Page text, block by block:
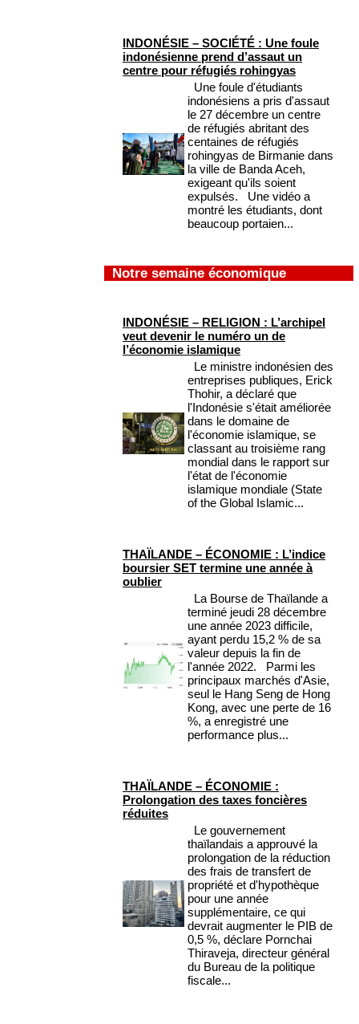
INDONÉSIE – SOCIÉTÉ : Une foule
indonésienne prend d’assaut un
centre pour réfugiés rohingyas
Une foule d'étudiants
indonésiens a pris d'assaut
le 27 décembre un centre
de réfugiés abritant des
centaines de réfugiés
rohingyas de Birmanie dans
la ville de Banda Aceh,
exigeant qu'ils soient
expulsés. Une vidéo a
montré les étudiants, dont
beaucoup portaien...
Notre semaine économique
INDONÉSIE – RELIGION : L’archipel
veut devenir le numéro un de
l’économie islamique
Le ministre indonésien des
entreprises publiques, Erick
Thohir, a déclaré que
l'Indonésie s'était améliorée
dans le domaine de
l'économie islamique, se
classant au troisième rang
mondial dans le rapport sur
l'état de l'économie
islamique mondiale (State
of the Global Islamic...
THAÏLANDE – ÉCONOMIE : L’indice
boursier SET termine une année à
oublier
La Bourse de Thaïlande a
terminé jeudi 28 décembre
une année 2023 difficile,
ayant perdu 15,2 % de sa
valeur depuis la fin de
l'année 2022. Parmi les
principaux marchés d'Asie,
seul le Hang Seng de Hong
Kong, avec une perte de 16
%, a enregistré une
performance plus...
THAÏLANDE – ÉCONOMIE :
Prolongation des taxes foncières
réduites
Le gouvernement
thaïlandais a approuvé la
prolongation de la réduction
des frais de transfert de
propriété et d'hypothèque
pour une année
supplémentaire, ce qui
devrait augmenter le PIB de
0,5 %, déclare Pornchai
Thiraveja, directeur général
du Bureau de la politique
fiscale...